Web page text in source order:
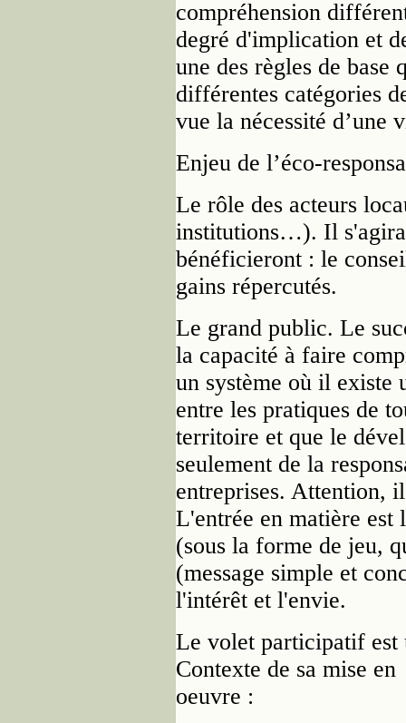
compréhension
degré d'implication et
une des règles de base
différentes catégories
vue la nécessité d’une
Enjeu de l’éco-
Le rôle des acteurs
institutions…). Il s'agira
bénéficieront : le
gains répercutés.
Le grand public. Le
la capacité à faire
un système où il existe
entre les pratiques de
territoire et que le
seulement de la
entreprises. Attention,
L'entrée en matière est
(sous la forme de jeu,
(message simple et
l'intérêt et l'envie.
Le volet participatif est
Contexte de sa mise en
oeuvre :